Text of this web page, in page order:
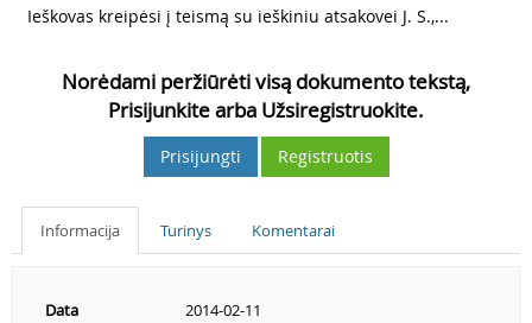
Ieškovas kreipėsi į teismą su ieškiniu atsakovei J. S.,...
Norėdami peržiūrėti visą dokumento tekstą,
Prisijunkite arba Užsiregistruokite.
Prisijungti Registruotis
Informacija Turinys Komentarai
Data
2014-02-11